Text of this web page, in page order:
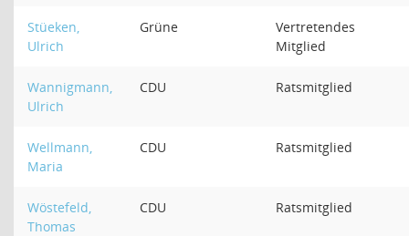
Stüeken,
Ulrich
Grüne
Vertretendes
Mitglied
Wannigmann,
Ulrich
CDU Ratsmitglied
Wellmann,
Maria
CDU Ratsmitglied
Wöstefeld,
Thomas
CDU Ratsmitglied